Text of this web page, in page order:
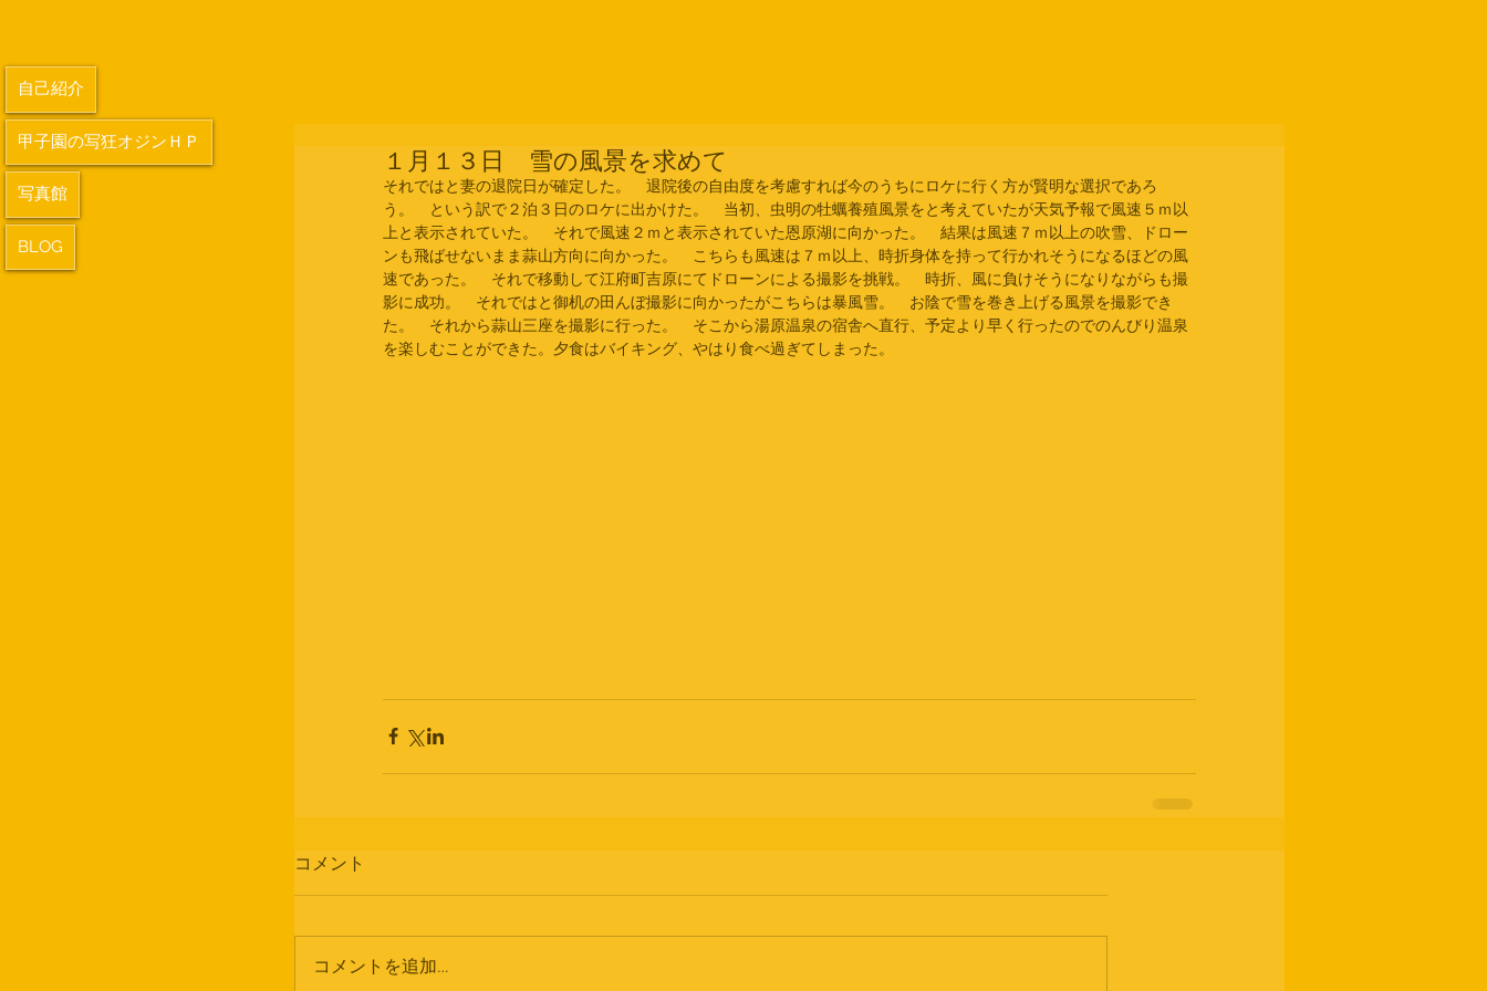
１月１３日 雪の風景を求めて
それではと妻の退院日が確定した。　退院後の自由度を考慮すれば今のうちにロケに行く方が賢明な選択であろ
う。　という訳で２泊３日のロケに出かけた。　当初、虫明の牡蠣養殖風景をと考えていたが天気予報で風速５ｍ以
上と表示されていた。　それで風速２ｍと表示されていた恩原湖に向かった。　結果は風速７ｍ以上の吹雪、ドロー
ンも飛ばせないまま蒜山方向に向かった。　こちらも風速は７ｍ以上、時折身体を持って行かれそうになるほどの風
速であった。　それで移動して江府町吉原にてドローンによる撮影を挑戦。　時折、風に負けそうになりながらも撮
影に成功。　それではと御机の田んぼ撮影に向かったがこちらは暴風雪。　お陰で雪を巻き上げる風景を撮影でき
た。　それから蒜山三座を撮影に行った。　そこから湯原温泉の宿舎へ直行、予定より早く行ったのでのんびり温泉
を楽しむことができた。夕食はバイキング、やはり食べ過ぎてしまった。
コメント
コメントを追加…
自己紹介
甲子園の写狂オジンＨＰ
写真館
BLOG